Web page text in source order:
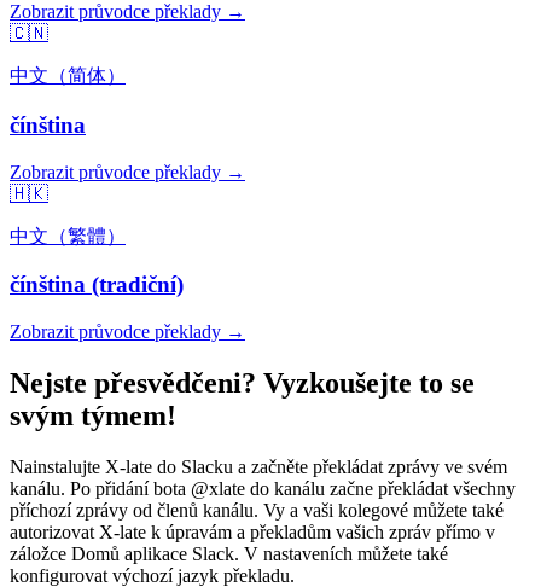
Zobrazit průvodce překlady →
🇨🇳
中文（简体）
čínština
Zobrazit průvodce překlady →
🇭🇰
中文（繁體）
čínština (tradiční)
Zobrazit průvodce překlady →
Nejste přesvědčeni? Vyzkoušejte to se
svým týmem!
Nainstalujte X-late do Slacku a začněte překládat zprávy ve svém
kanálu. Po přidání bota @xlate do kanálu začne překládat všechny
příchozí zprávy od členů kanálu. Vy a vaši kolegové můžete také
autorizovat X-late k úpravám a překladům vašich zpráv přímo v
záložce Domů aplikace Slack. V nastaveních můžete také
konfigurovat výchozí jazyk překladu.